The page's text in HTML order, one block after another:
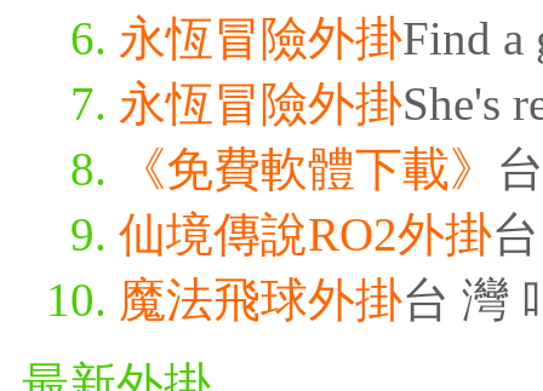
永恆冒險外掛Find a
永恆冒險外掛She's
《免費軟體下載》
仙境傳說RO2外掛
魔法飛球外掛台 灣